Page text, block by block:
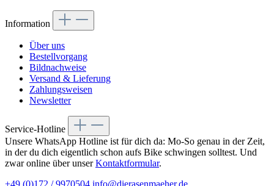
Information
Über uns
Bestellvorgang
Bildnachweise
Versand & Lieferung
Zahlungsweisen
Newsletter
Service-Hotline
Unsere WhatsApp Hotline ist für dich da: Mo-So genau in der Zeit,
in der du dich eigentlich schon aufs Bike schwingen solltest. Und
zwar online über unserKontaktformular.
+49 (0)172 / 9970504 info@dierasenmaeher.de